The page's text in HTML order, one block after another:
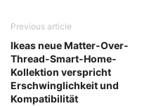
Previous article
Ikeas neue Matter-Over-
Thread-Smart-Home-
Kollektion verspricht
Erschwinglichkeit und
Kompatibilität